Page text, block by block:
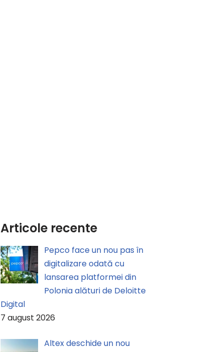
Articole recente
Pepco face un nou pas în
digitalizare odată cu
lansarea platformei din
Polonia alături de Deloitte
Digital
7 august 2026
Altex deschide un nou